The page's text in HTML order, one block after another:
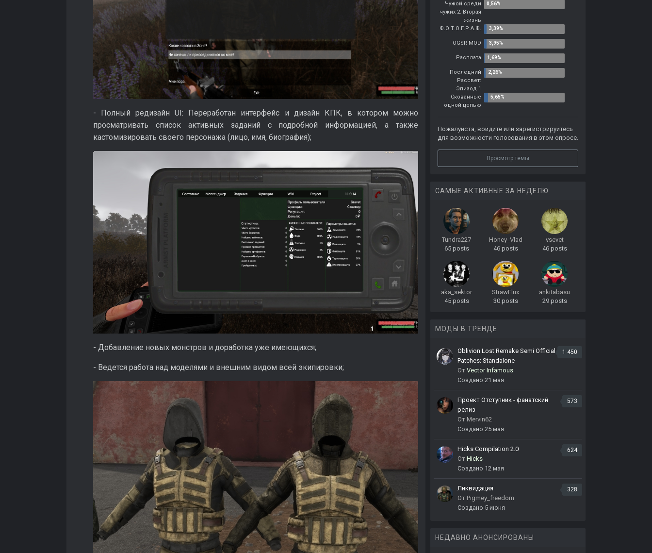
- Полный редизайн UI: Переработан интерфейс и дизайн КПК, в котором можно
просматривать список активных заданий с подробной информацией, а также
кастомизировать своего персонажа (лицо, имя, биография);
- Добавление новых монстров и доработка уже имеющихся;
- Ведется работа над моделями и внешним видом всей экипировки;
Чужой среди
чужих 2: Вторая
жизнь
Ф.О.Т.О.Г.Р.А.Ф.
OGSR MOD
Расплата
Последний
Рассвет:
Эпизод 1
Скованные
одной цепью
Пожалуйста, войдите или зарегистрируйтесь
для возможности голосования в этом опросе.
Просмотр темы
САМЫЕ АКТИВНЫЕ ЗА НЕДЕЛЮ
Tundra227
65 posts
Honey_Vlad
46 posts
vsevet
46 posts
aka_sektor
45 posts
StrawFlux
30 posts
ankitabasu
29 posts
МОДЫ В ТРЕНДЕ
1 450
Oblivion Lost Remake Semi Official
Patches: Standalone
От Vector Infamous
Создано 21 мая
573
Проект Отступник - фанатский
релиз
От Mervin62
Создано 25 мая
624
Hicks Compilation 2.0
От Hicks
Создано 12 мая
328
Ликвидация
От Pigmey_freedom
Создано 5 июня
НЕДАВНО АНОНСИРОВАНЫ